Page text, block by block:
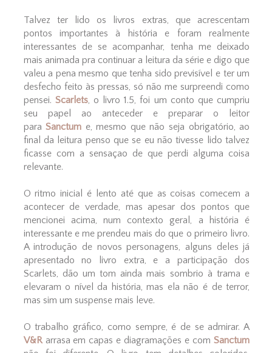
Talvez ter lido os livros extras, que acrescentam
pontos importantes à história e foram realmente
interessantes de se acompanhar, tenha me deixado
mais animada pra continuar a leitura da série e digo que
valeu a pena mesmo que tenha sido previsível e ter um
desfecho feito às pressas, só não me surpreendi como
pensei. Scarlets, o livro 1.5, foi um conto que cumpriu
seu papel ao anteceder e preparar o leitor
paraSanctum e, mesmo que não seja obrigatório, ao
final da leitura penso que se eu não tivesse lido talvez
ficasse com a sensaçao de que perdi alguma coisa
relevante.
O ritmo inicial é lento até que as coisas comecem a
acontecer de verdade, mas apesar dos pontos que
mencionei acima, num contexto geral, a história é
interessante e me prendeu mais do que o primeiro livro.
A introdução de novos personagens, alguns deles já
apresentado no livro extra, e a participação dos
Scarlets, dão um tom ainda mais sombrio à trama e
elevaram o nível da história, mas ela não é de terror,
mas sim um suspense mais leve.
O trabalho gráfico, como sempre, é de se admirar. A
V&Rarrasa em capas e diagramações e comSanctum